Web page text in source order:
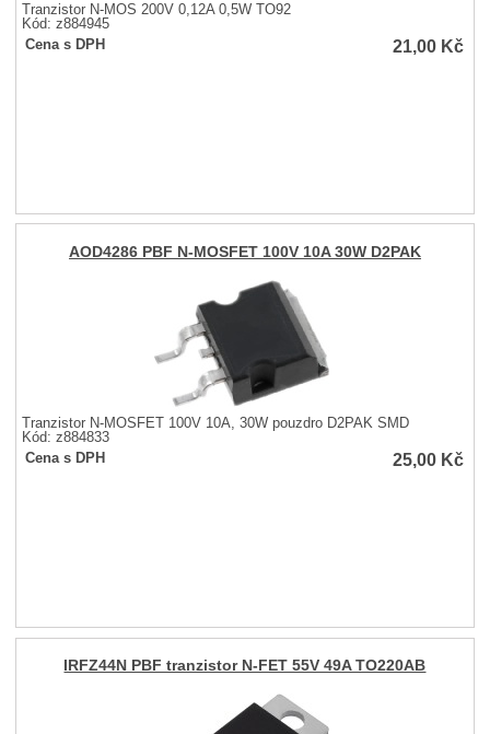
Tranzistor N-MOS 200V 0,12A 0,5W TO92
Kód: z884945
Cena s DPH
21,00 Kč
AOD4286 PBF N-MOSFET 100V 10A 30W D2PAK
Tranzistor N-MOSFET 100V 10A, 30W pouzdro D2PAK SMD
Kód: z884833
Cena s DPH
25,00 Kč
IRFZ44N PBF tranzistor N-FET 55V 49A TO220AB